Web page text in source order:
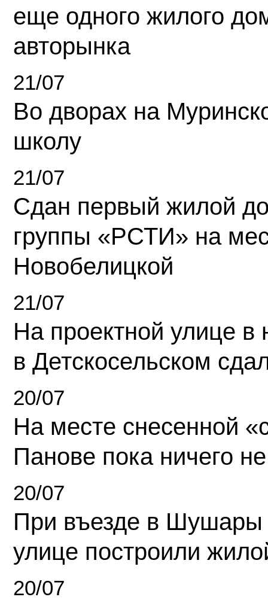
еще одного жилого
авторынка
21/07
Во дворах на
школу
21/07
Сдан первый жилой
группы «РСТИ» на
Новобелицкой
21/07
На проектной улице
в Детскосельском
20/07
На месте снесенной
Панове пока ничего
20/07
При въезде в Шушары
улице построили
20/07